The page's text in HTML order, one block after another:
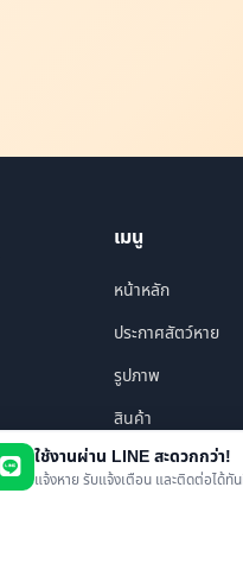
ใช้งานผ่าน LINE สะดวกกว่า!
แจ้งหาย รับแจ้งเตือน และติดต่อได้ทั
เมนู
หน้าหลัก
ประกาศสัตว์หาย
รูปภาพ
สินค้า
ร้านค้า/บริการ